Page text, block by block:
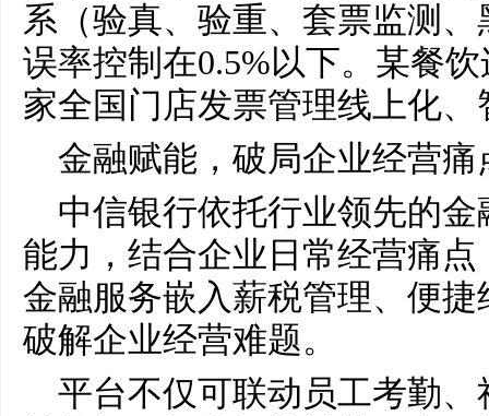
系（验真、验重、套票监测
误率控制在0.5%以下。某餐
家全国门店发票管理线上化、
金融赋能，破局企业经营痛
中信银行依托行业领先的
能力，结合企业日常经营痛
金融服务嵌入薪税管理、便
破解企业经营难题。
平台不仅可联动员工考勤